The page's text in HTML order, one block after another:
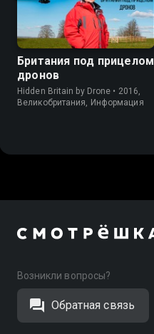
Британия под прицелом
дронов
Hidden Britain by Drone • 2016,
Великобритания, Информация
Возникли вопросы?
Обратная связь